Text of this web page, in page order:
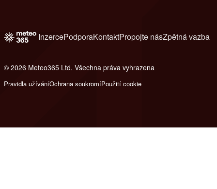
InzercePodporaKontaktPropojte násZpětná vazba
© 2026 Meteo365 Ltd. Všechna práva vyhrazena
Pravidla užíváníOchrana soukromíPoužití cookie